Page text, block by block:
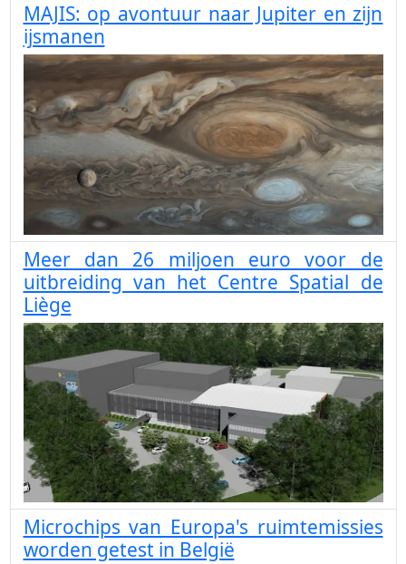
MAJIS: op avontuur naar Jupiter en zijn
ijsmanen
Meer dan 26 miljoen euro voor de
uitbreiding van het Centre Spatial de
Liège
Microchips van Europa's ruimtemissies
worden getest in België